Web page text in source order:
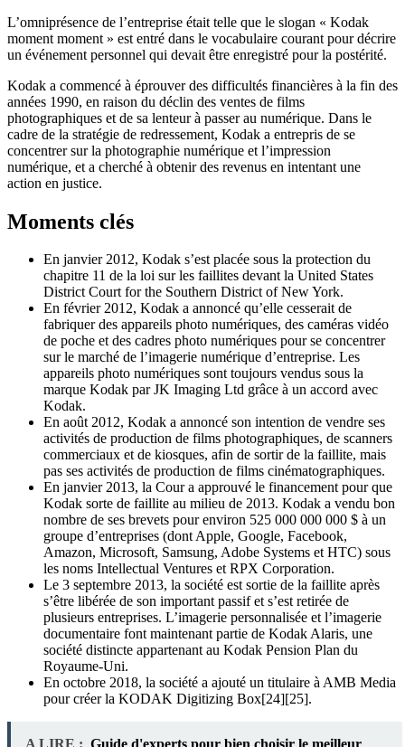
L’omniprésence de l’entreprise était telle que le slogan « Kodak
moment moment » est entré dans le vocabulaire courant pour décrire
un événement personnel qui devait être enregistré pour la postérité.
Kodak a commencé à éprouver des difficultés financières à la fin des
années 1990, en raison du déclin des ventes de films
photographiques et de sa lenteur à passer au numérique. Dans le
cadre de la stratégie de redressement, Kodak a entrepris de se
concentrer sur la photographie numérique et l’impression
numérique, et a cherché à obtenir des revenus en intentant une
action en justice.
Moments clés
En janvier 2012, Kodak s’est placée sous la protection du
chapitre 11 de la loi sur les faillites devant la United States
District Court for the Southern District of New York.
En février 2012, Kodak a annoncé qu’elle cesserait de
fabriquer des appareils photo numériques, des caméras vidéo
de poche et des cadres photo numériques pour se concentrer
sur le marché de l’imagerie numérique d’entreprise. Les
appareils photo numériques sont toujours vendus sous la
marque Kodak par JK Imaging Ltd grâce à un accord avec
Kodak.
En août 2012, Kodak a annoncé son intention de vendre ses
activités de production de films photographiques, de scanners
commerciaux et de kiosques, afin de sortir de la faillite, mais
pas ses activités de production de films cinématographiques.
En janvier 2013, la Cour a approuvé le financement pour que
Kodak sorte de faillite au milieu de 2013. Kodak a vendu bon
nombre de ses brevets pour environ 525 000 000 000 $ à un
groupe d’entreprises (dont Apple, Google, Facebook,
Amazon, Microsoft, Samsung, Adobe Systems et HTC) sous
les noms Intellectual Ventures et RPX Corporation.
Le 3 septembre 2013, la société est sortie de la faillite après
s’être libérée de son important passif et s’est retirée de
plusieurs entreprises. L’imagerie personnalisée et l’imagerie
documentaire font maintenant partie de Kodak Alaris, une
société distincte appartenant au Kodak Pension Plan du
Royaume-Uni.
En octobre 2018, la société a ajouté un titulaire à AMB Media
pour créer la KODAK Digitizing Box[24][25].